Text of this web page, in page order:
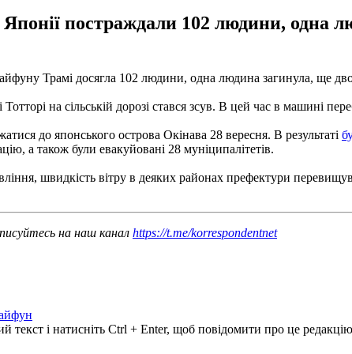
Японії постраждали 102 людини, одна
Трамі досягла 102 людини, одна людина загинула, ще
на сільській дорозі стався зсув. В цей час в машині
до японського острова Окінава 28 вересня. В результаті
а також були евакуйовані 28 муніципалітетів.
швидкість вітру в деяких районах префектури
на наш канал https://t.me/korrespondentnet
текст і натисніть Ctrl + Enter, щоб повідомити про це